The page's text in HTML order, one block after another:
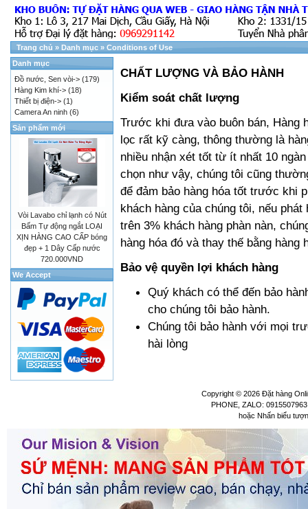
Trang chủ » Danh mục » Conditions of Use
CHẤT LƯỢNG VÀ BẢO HÀNH
Kiểm soát chất lượng
Trước khi đưa vào buôn bán, Hàng
lọc rất kỹ càng, thông thường là
nhiều nhận xét tốt từ ít nhất 10
chọn như vậy, chúng tôi cũng
để đảm bảo hàng hóa tốt trước khi
khách hàng của chúng tôi, nếu
trên 3% khách hàng phàn nàn,
hàng hóa đó và thay thế bằng hàng
Bảo vệ quyền lợi khách hàng
Quý khách có thể đến bảo
cho chúng tôi bảo hành.
Chúng tôi bảo hành với mọi
hài lòng
Danh mục
Đồ nước, Sen vòi-> (179)
Hàng Kim khí-> (18)
Thiết bị điện-> (1)
Camera An ninh (6)
Sản phẩm mới
Vòi Lavabo chỉ lạnh có Nút
Bấm Tự động ngắt LOẠI
XỊN HÀNG CAO CẤP bóng
đẹp + 1 Dây Cấp nước
720.000VND
We Accept
Copyright © 2026 Đặt hàng
PHONE, ZALO:
hoặc Nhấn biểu